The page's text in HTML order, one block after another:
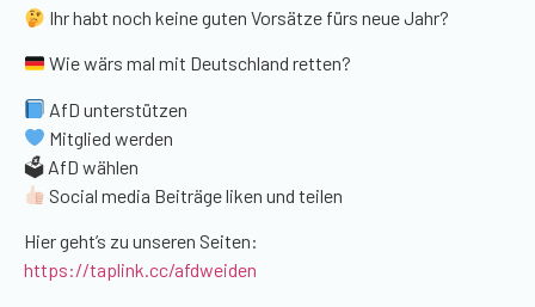
Ihr habt noch keine guten Vorsätze fürs neue Jahr?
Wie wärs mal mit Deutschland retten?
AfD unterstützen
Mitglied werden
🗳 AfD wählen
Social media Beiträge liken und teilen
Hier geht’s zu unseren Seiten:
https://taplink.cc/afdweiden